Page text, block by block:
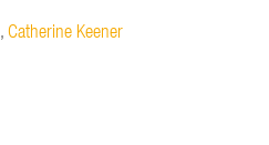
, Catherine Keener